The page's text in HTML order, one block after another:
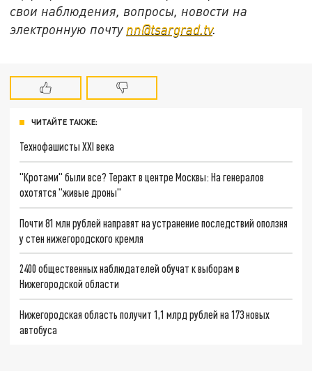
свои наблюдения, вопросы, новости на
электронную почту nn@tsargrad.tv.
ЧИТАЙТЕ ТАКЖЕ:
Технофашисты XXI века
"Кротами" были все? Теракт в центре Москвы: На генералов
охотятся "живые дроны"
Почти 81 млн рублей направят на устранение последствий оползня
у стен нижегородского кремля
2400 общественных наблюдателей обучат к выборам в
Нижегородской области
Нижегородская область получит 1,1 млрд рублей на 173 новых
автобуса